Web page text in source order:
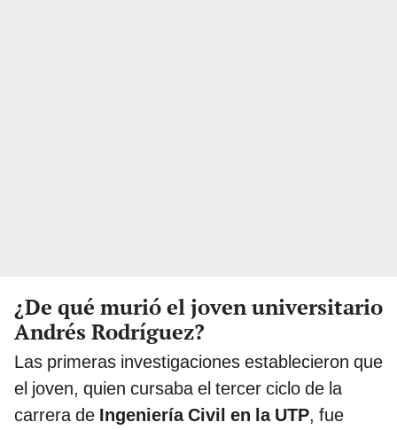
¿De qué murió el joven universitario
Andrés Rodríguez?
Las primeras investigaciones establecieron que
el joven, quien cursaba el tercer ciclo de la
carrera de Ingeniería Civil en la UTP, fue